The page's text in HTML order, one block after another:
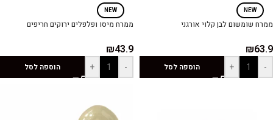
NEW
ממרח שומשום לבן קלוי אורגני
₪63.9
-
+ הוספה לסל
NEW
ממרח מיסו ופלפלים ירוקים חריפים
₪43.9
-
+ הוספה לסל